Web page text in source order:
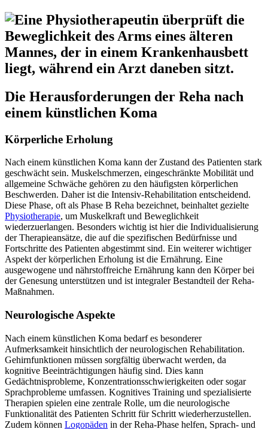
Die Herausforderungen der Reha nach
einem künstlichen Koma
Körperliche Erholung
Nach einem künstlichen Koma kann der Zustand des Patienten stark
geschwächt sein. Muskelschmerzen, eingeschränkte Mobilität und
allgemeine Schwäche gehören zu den häufigsten körperlichen
Beschwerden. Daher ist die Intensiv-Rehabilitation entscheidend.
Diese Phase, oft als Phase B Reha bezeichnet, beinhaltet gezielte
Physiotherapie, um Muskelkraft und Beweglichkeit
wiederzuerlangen. Besonders wichtig ist hier die Individualisierung
der Therapieansätze, die auf die spezifischen Bedürfnisse und
Fortschritte des Patienten abgestimmt sind. Ein weiterer wichtiger
Aspekt der körperlichen Erholung ist die Ernährung. Eine
ausgewogene und nährstoffreiche Ernährung kann den Körper bei
der Genesung unterstützen und ist integraler Bestandteil der Reha-
Maßnahmen.
Neurologische Aspekte
Nach einem künstlichen Koma bedarf es besonderer
Aufmerksamkeit hinsichtlich der neurologischen Rehabilitation.
Gehirnfunktionen müssen sorgfältig überwacht werden, da
kognitive Beeinträchtigungen häufig sind. Dies kann
Gedächtnisprobleme, Konzentrationsschwierigkeiten oder sogar
Sprachprobleme umfassen. Kognitives Training und spezialisierte
Therapien spielen eine zentrale Rolle, um die neurologische
Funktionalität des Patienten Schritt für Schritt wiederherzustellen.
Zudem können Logopäden in der Reha-Phase helfen, Sprach- und